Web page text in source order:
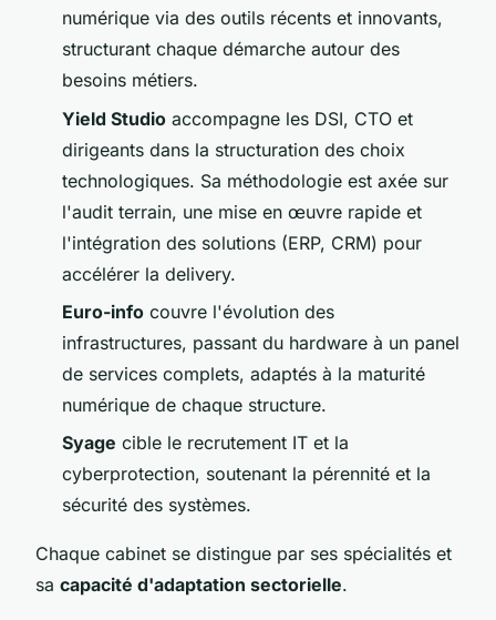
numérique via des outils récents et innovants,
structurant chaque démarche autour des
besoins métiers.
Yield Studio accompagne les DSI, CTO et
dirigeants dans la structuration des choix
technologiques. Sa méthodologie est axée sur
l'audit terrain, une mise en œuvre rapide et
l'intégration des solutions (ERP, CRM) pour
accélérer la delivery.
Euro-info couvre l'évolution des
infrastructures, passant du hardware à un panel
de services complets, adaptés à la maturité
numérique de chaque structure.
Syage cible le recrutement IT et la
cyberprotection, soutenant la pérennité et la
sécurité des systèmes.
Chaque cabinet se distingue par ses spécialités et
sa capacité d'adaptation sectorielle.